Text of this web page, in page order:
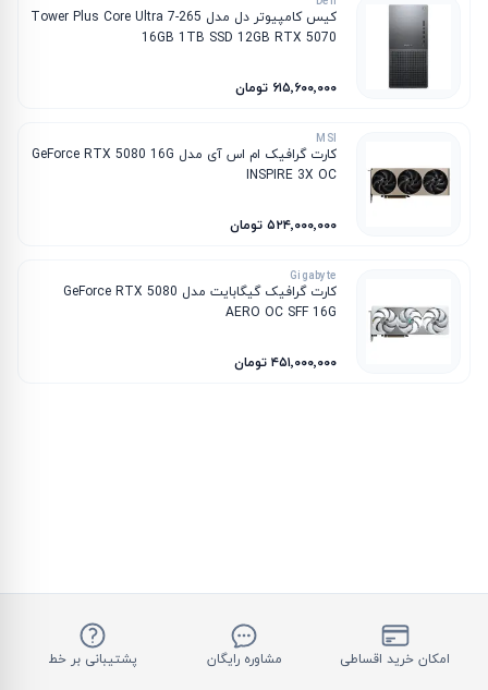
کیس کامپیوتر دل مدل Tower Plus Core Ultra 7-265
16GB 1TB SSD 12GB RTX 5070
۶۱۵٬۶۰۰٬۰۰۰ تومان
MSI
کارت گرافیک ام‌ اس‌ آی مدل GeForce RTX 5080 16G
INSPIRE 3X OC
۵۲۴٬۰۰۰٬۰۰۰ تومان
Gigabyte
کارت گرافیک گیگابایت مدل GeForce RTX 5080
AERO OC SFF 16G
۴۵۱٬۰۰۰٬۰۰۰ تومان
امکان خرید اقساطی مشاوره رایگان پشتیبانی بر خط